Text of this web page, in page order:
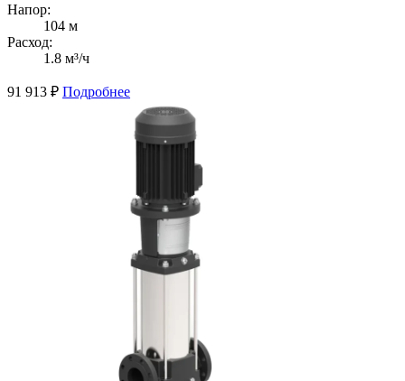
Напор:
104 м
Расход:
1.8 м³/ч
91 913 ₽ Подробнее